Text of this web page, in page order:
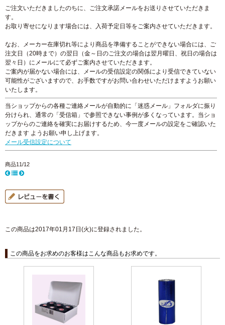
ご注文いただきましたのちに、ご注文承諾メールをお送りさせていただきま
す。
お取り寄せになります場合には、入荷予定日等をご案内させていただきます。
なお、メーカー在庫切れ等により商品を準備することができない場合には、ご
注文日（20時まで）の翌日（金～日のご注文の場合は翌月曜日、祝日の場合は
翌々日）にメールにて必ずご案内させていただきます。
ご案内が届かない場合には、メールの受信設定の関係により受信できていない
可能性がございますので、お手数ですがお問い合わせいただけますようお願い
いたします。
当ショップからの各種ご連絡メールが自動的に「迷惑メール」フォルダに振り
分けられ、通常の「受信箱」で参照できない事例が多くなっています。当ショ
ップからのご連絡を確実にお届けするため、今一度メールの設定をご確認いた
だきます ようお願い申し上げます。
メール受信設定について
商品11/12
この商品は2017年01月17日(火)に登録されました。
この商品をお求めのお客様はこんな商品もお求めです。